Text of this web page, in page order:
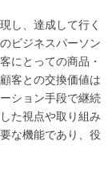
し、達成して行く
ビジネスパーソン
にとっての商品・
客との交換価値は
ション手段で継続
た視点や取り組み
な機能であり、役